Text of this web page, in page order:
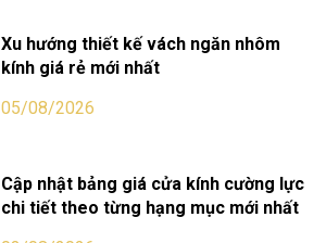
Xu hướng thiết kế vách ngăn nhôm
kính giá rẻ mới nhất
05/08/2026
Cập nhật bảng giá cửa kính cường lực
chi tiết theo từng hạng mục mới nhất